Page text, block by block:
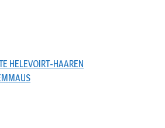
HELEVOIRT-HAAREN